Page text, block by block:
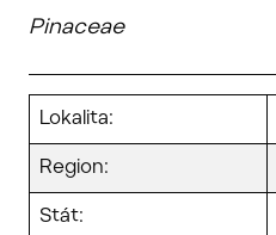
Pinaceae
Lokalita:
Region:
Stát: